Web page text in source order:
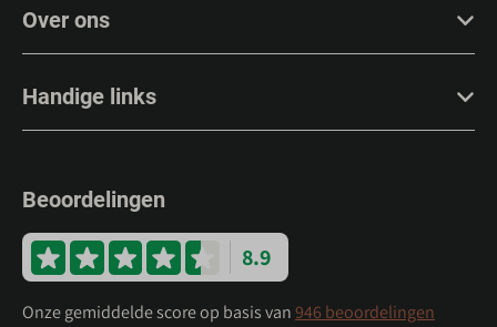
Over ons
Handige links
Beoordelingen
8.9
Onze gemiddelde score op basis van946 beoordelingen